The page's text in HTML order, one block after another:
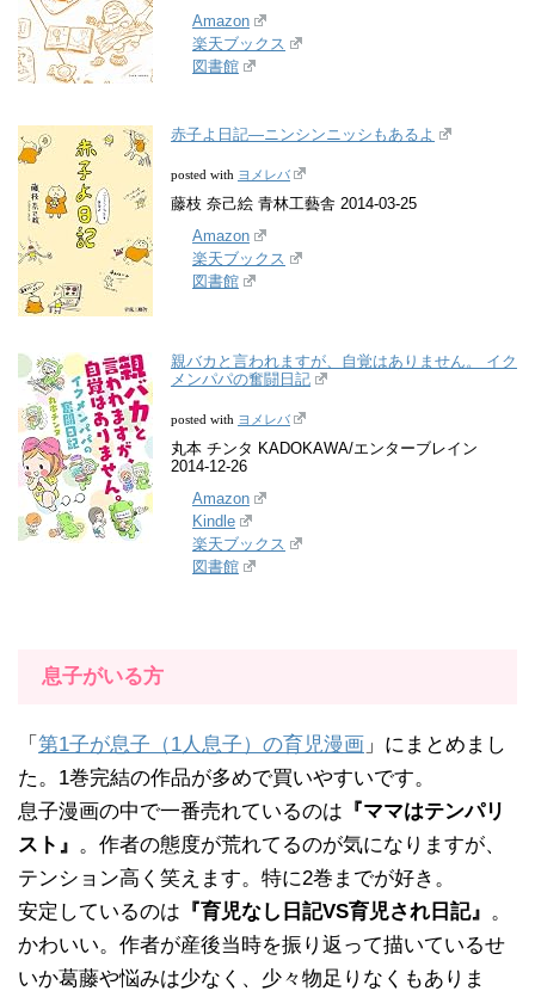
Amazon
楽天ブックス
図書館
赤子よ日記―ニンシンニッシもあるよ
posted with ヨメレバ
藤枝 奈己絵 青林工藝舎 2014-03-25
Amazon
楽天ブックス
図書館
親バカと言われますが、自覚はありません。 イク
メンパパの奮闘日記
posted with ヨメレバ
丸本 チンタ KADOKAWA/エンターブレイン
2014-12-26
Amazon
Kindle
楽天ブックス
図書館
息子がいる方
「 第1子が息子（1人息子）の育児漫画 」にまとめまし
た。1巻完結の作品が多めで買いやすいです。
息子漫画の中で一番売れているのは 『ママはテンパリ
スト』 。作者の態度が荒れてるのが気になりますが、
テンション高く笑えます。特に2巻までが好き。
安定しているのは 『育児なし日記VS育児され日記』 。
かわいい。作者が産後当時を振り返って描いているせ
いか葛藤や悩みは少なく、少々物足りなくもありま